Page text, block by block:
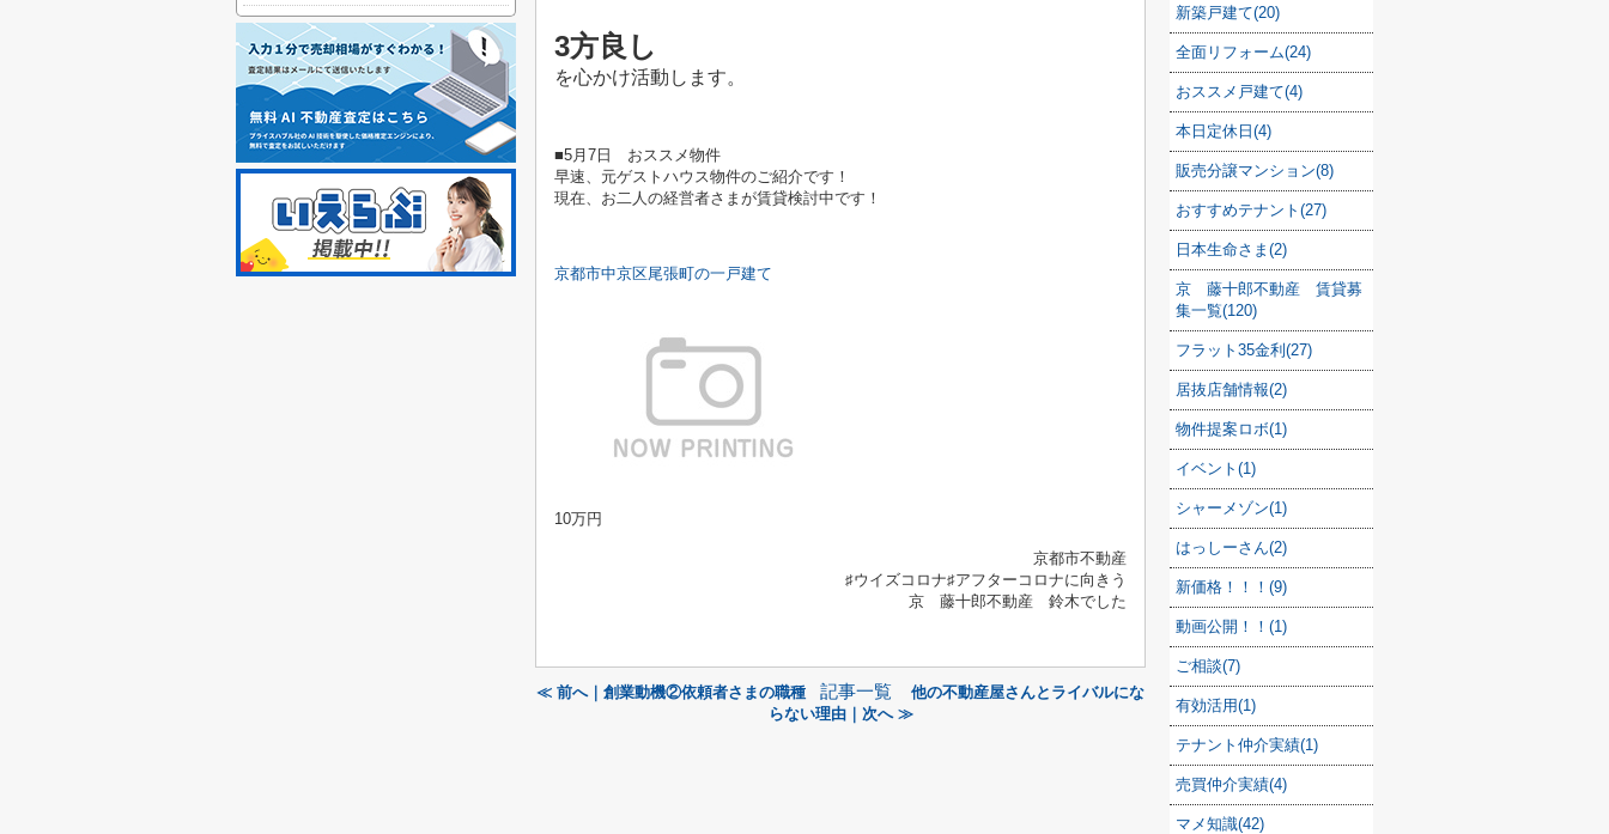
3方良し
を心かけ活動します。
■5月7日 おススメ物件
早速、元ゲストハウス物件のご紹介です！
現在、お二人の経営者さまが賃貸検討中です！
京都市中京区尾張町の一戸建て
10万円
京都市不動産
♯ウイズコロナ♯アフターコロナに向きう
京 藤十郎不動産 鈴木でした
≪ 前へ｜創業動機②依頼者さまの職種 記事一覧
他の不動産屋さんとライバルにな
らない理由｜次へ ≫
新築戸建て(20)
全面リフォーム(24)
おススメ戸建て(4)
本日定休日(4)
販売分譲マンション(8)
おすすめテナント(27)
日本生命さま(2)
京 藤十郎不動産 賃貸募
集一覧(120)
フラット35金利(27)
居抜店舗情報(2)
物件提案ロボ(1)
イベント(1)
シャーメゾン(1)
はっしーさん(2)
新価格！！！(9)
動画公開！！(1)
ご相談(7)
有効活用(1)
テナント仲介実績(1)
売買仲介実績(4)
マメ知識(42)